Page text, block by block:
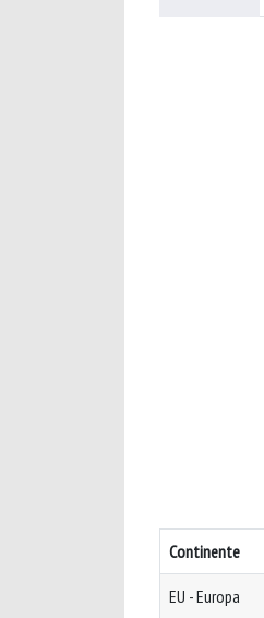
Continente
EU - Europa